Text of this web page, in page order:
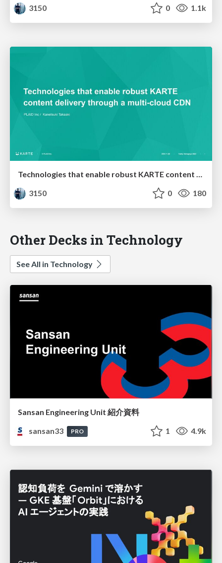
3150 0 1.1k
3150
0 180
Other Decks in Technology
See All in Technology
Sansan Engineering Unit 紹介資料
sansan33
PRO 1 4.9k